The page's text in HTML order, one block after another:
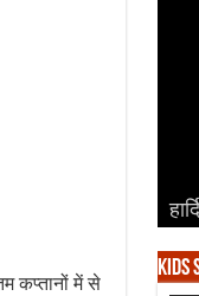
कप्तानों में से
Kids